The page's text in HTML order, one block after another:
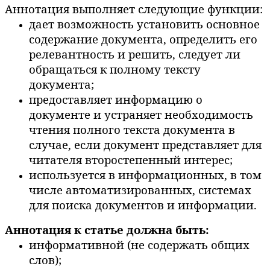
Аннотация выполняет следующие функции:
дает возможность установить основное
содержание документа, определить его
релевантность и решить, следует ли
обращаться к полному тексту
документа;
предоставляет информацию о
документе и устраняет необходимость
чтения полного текста документа в
случае, если документ представляет для
читателя второстепенный интерес;
используется в информационных, в том
числе автоматизированных, системах
для поиска документов и информации.
Аннотация к статье должна быть:
информативной (не содержать общих
слов);